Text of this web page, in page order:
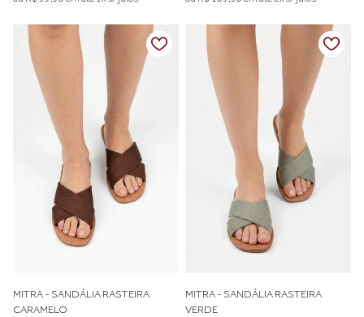
MITRA - SANDÁLIA RASTEIRA
CARAMELO
MITRA - SANDÁLIA RASTEIRA
VERDE